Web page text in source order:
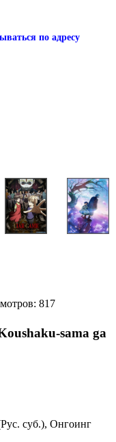
по адресу
817
sama ga
суб.), Онгоинг